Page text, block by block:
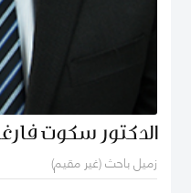
الدكتور سكوت
زميل باحث (غير مقيم)